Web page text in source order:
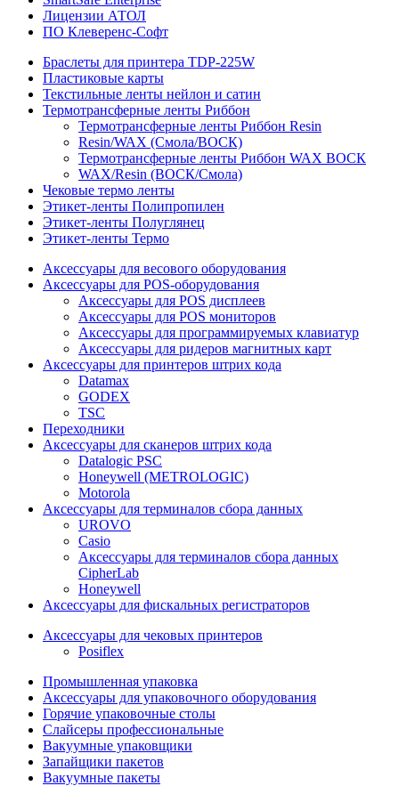
Лицензии АТОЛ
ПО Клеверенс-Софт
Браслеты для принтера TDP-225W
Пластиковые карты
Текстильные ленты нейлон и сатин
Термотрансферные ленты Риббон
Термотрансферные ленты Риббон Resin
Resin/WAX (Смола/ВОСК)
Термотрансферные ленты Риббон WAX ВОСК
WAX/Resin (ВОСК/Смола)
Чековые термо ленты
Этикет-ленты Полипропилен
Этикет-ленты Полуглянец
Этикет-ленты Термо
Аксессуары для весового оборудования
Аксессуары для POS-оборудования
Аксессуары для POS дисплеев
Аксессуары для POS мониторов
Аксессуары для программируемых клавиатур
Аксессуары для ридеров магнитных карт
Аксессуары для принтеров штрих кода
Datamax
GODEX
TSC
Переходники
Аксессуары для сканеров штрих кода
Datalogic PSC
Honeywell (METROLOGIC)
Motorola
Аксессуары для терминалов сбора данных
UROVO
Casio
Аксессуары для терминалов сбора данных
CipherLab
Honeywell
Аксессуары для фискальных регистраторов
Аксессуары для чековых принтеров
Posiflex
Промышленная упаковка
Аксессуары для упаковочного оборудования
Горячие упаковочные столы
Слайсеры профессиональные
Вакуумные упаковщики
Запайщики пакетов
Вакуумные пакеты